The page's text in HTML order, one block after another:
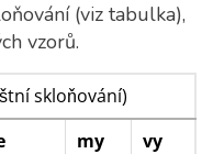
(viz tabulka),
vzorů.
skloňování)
my
vy